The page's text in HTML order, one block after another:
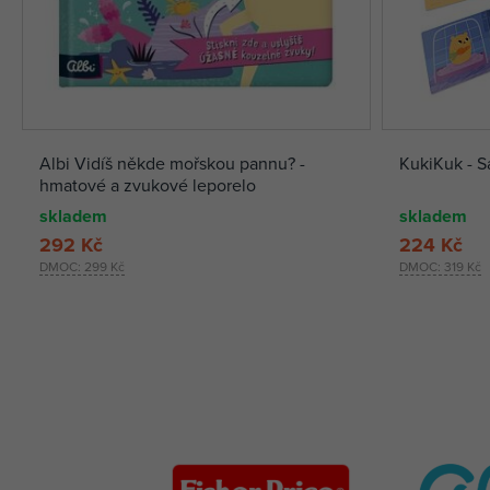
Albi Vidíš někde mořskou pannu? -
hmatové a zvukové leporelo
skladem
DMOC: 299 Kč
292 Kč
KukiKuk -
skladem
DMOC: 319 Kč
224 Kč